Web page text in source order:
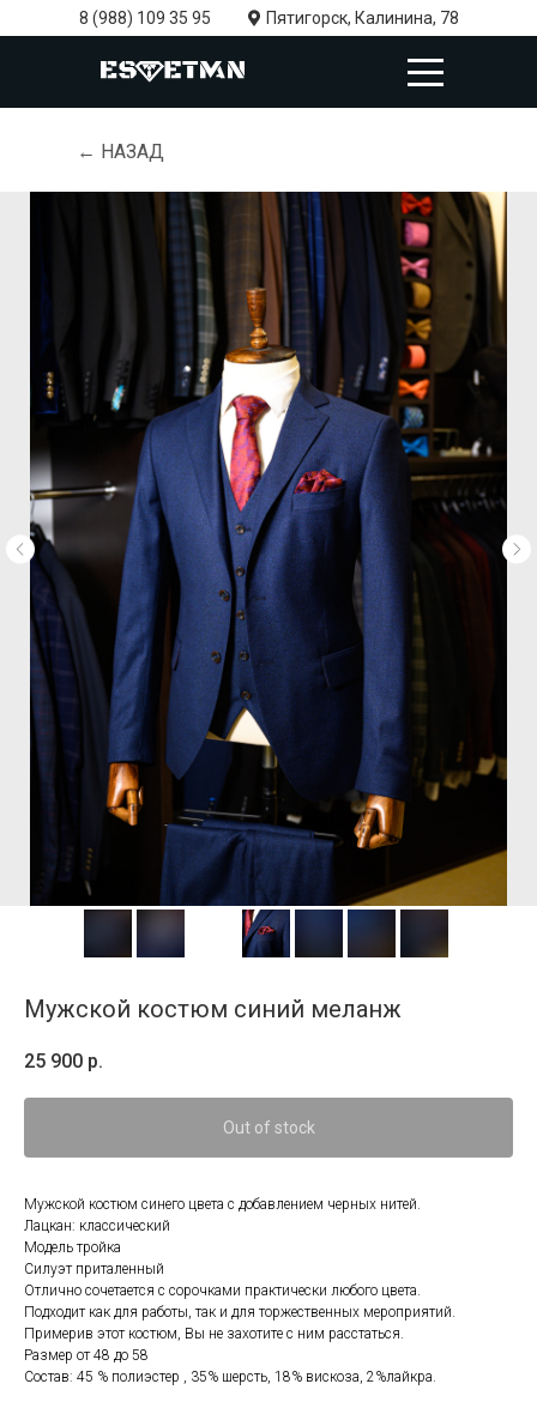
8 (988) 109 35 95 Пятигорск, Калинина, 78
← НАЗАД
Мужской костюм синий меланж
25 900 р.
Out of stock
Мужской костюм синего цвета с добавлением черных нитей.
Лацкан: классический
Модель тройка
Силуэт приталенный
Отлично сочетается с сорочками практически любого цвета.
Подходит как для работы, так и для торжественных мероприятий.
Примерив этот костюм, Вы не захотите с ним расстаться.
Размер от 48 до 58
Состав: 45 % полиэстер , 35% шерсть, 18% вискоза, 2%лайкра.